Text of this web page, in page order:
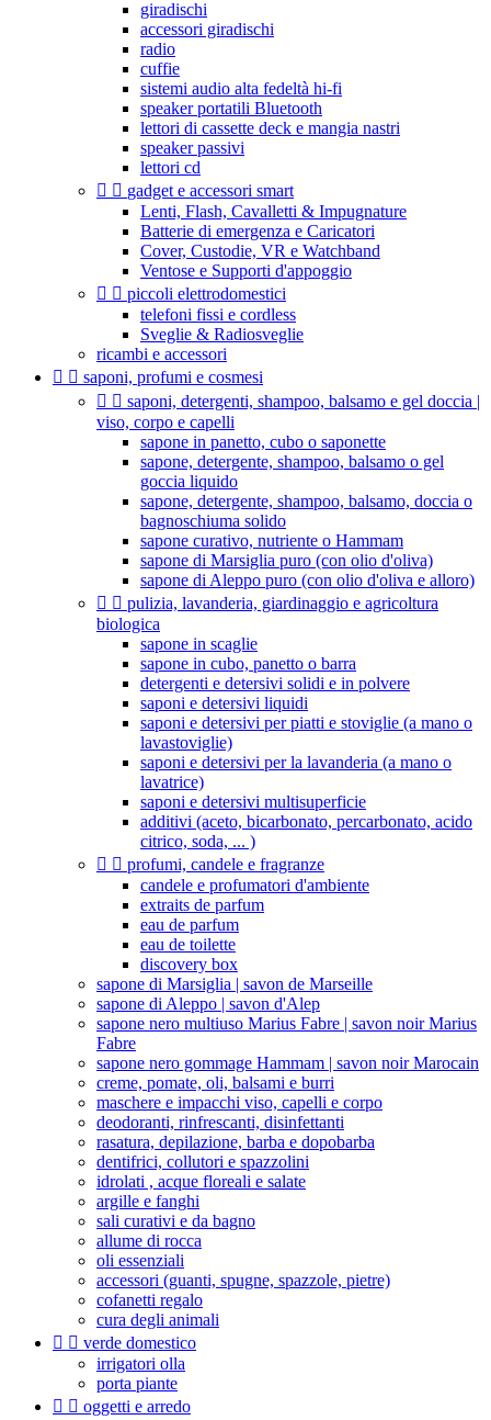
giradischi
accessori giradischi
radio
cuffie
sistemi audio alta fedeltà hi-fi
speaker portatili Bluetooth
lettori di cassette deck e mangia nastri
speaker passivi
lettori cd
  gadget e accessori smart
Lenti, Flash, Cavalletti & Impugnature
Batterie di emergenza e Caricatori
Cover, Custodie, VR e Watchband
Ventose e Supporti d'appoggio
  piccoli elettrodomestici
telefoni fissi e cordless
Sveglie & Radiosveglie
ricambi e accessori
  saponi, profumi e cosmesi
  saponi, detergenti, shampoo, balsamo e gel doccia |
viso, corpo e capelli
sapone in panetto, cubo o saponette
sapone, detergente, shampoo, balsamo o gel
goccia liquido
sapone, detergente, shampoo, balsamo, doccia o
bagnoschiuma solido
sapone curativo, nutriente o Hammam
sapone di Marsiglia puro (con olio d'oliva)
sapone di Aleppo puro (con olio d'oliva e alloro)
  pulizia, lavanderia, giardinaggio e agricoltura
biologica
sapone in scaglie
sapone in cubo, panetto o barra
detergenti e detersivi solidi e in polvere
saponi e detersivi liquidi
saponi e detersivi per piatti e stoviglie (a mano o
lavastoviglie)
saponi e detersivi per la lavanderia (a mano o
lavatrice)
saponi e detersivi multisuperficie
additivi (aceto, bicarbonato, percarbonato, acido
citrico, soda, ... )
  profumi, candele e fragranze
candele e profumatori d'ambiente
extraits de parfum
eau de parfum
eau de toilette
discovery box
sapone di Marsiglia | savon de Marseille
sapone di Aleppo | savon d'Alep
sapone nero multiuso Marius Fabre | savon noir Marius
Fabre
sapone nero gommage Hammam | savon noir Marocain
creme, pomate, oli, balsami e burri
maschere e impacchi viso, capelli e corpo
deodoranti, rinfrescanti, disinfettanti
rasatura, depilazione, barba e dopobarba
dentifrici, collutori e spazzolini
idrolati , acque floreali e salate
argille e fanghi
sali curativi e da bagno
allume di rocca
oli essenziali
accessori (guanti, spugne, spazzole, pietre)
cofanetti regalo
cura degli animali
  verde domestico
irrigatori olla
porta piante
  oggetti e arredo